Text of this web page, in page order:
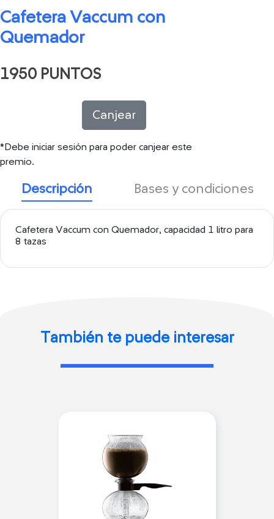
Cafetera Vaccum con
Quemador
1950 PUNTOS
Canjear
*Debe iniciar sesión para poder canjear este
premio.
Descripción Bases y condiciones
Cafetera Vaccum con Quemador, capacidad 1 litro para
8 tazas
También te puede interesar